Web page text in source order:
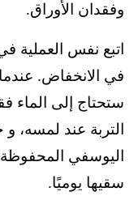
وفقدان الأوراق.
اتبع نفس العملية
في الانخفاض.
ستحتاج إلى الماء
التربة عند لمسه،
اليوسفي
سقيها يوميًا.